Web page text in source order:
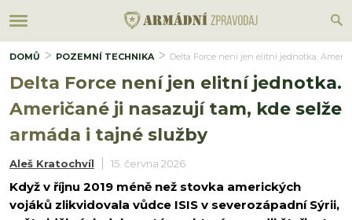
DOMŮ POZEMNÍ TECHNIKA Delta Force není jen elitní jednotka.
Delta Force není jen elitní jednotka.
Američané ji nasazují tam, kde selže
armáda i tajné služby
Aleš Kratochvíl 15. června 2026
Když v říjnu 2019 méně než stovka amerických
vojáků zlikvidovala vůdce ISIS v severozápadní Sýrii,